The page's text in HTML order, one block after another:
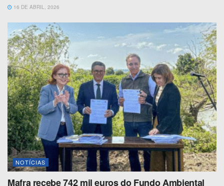
16 DE ABRIL, 2026
NOTÍCIAS
Mafra recebe 742 mil euros do Fundo Ambiental